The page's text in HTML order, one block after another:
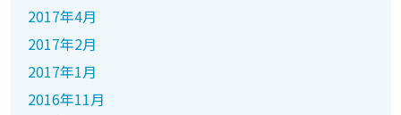
2017年4月
2017年2月
2017年1月
2016年11月